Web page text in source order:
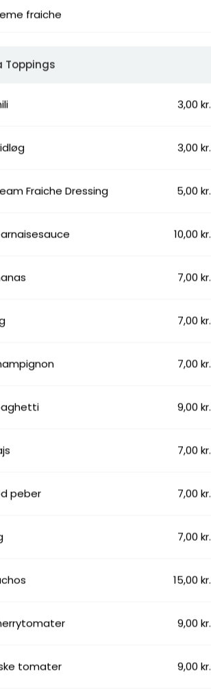
fraiche
Toppings
3,00 kr.
3,00 kr.
Fraiche Dressing 5,00 kr.
10,00 kr.
7,00 kr.
7,00 kr.
7,00 kr.
9,00 kr.
7,00 kr.
peber 7,00 kr.
7,00 kr.
15,00 kr.
9,00 kr.
tomater 9,00 kr.